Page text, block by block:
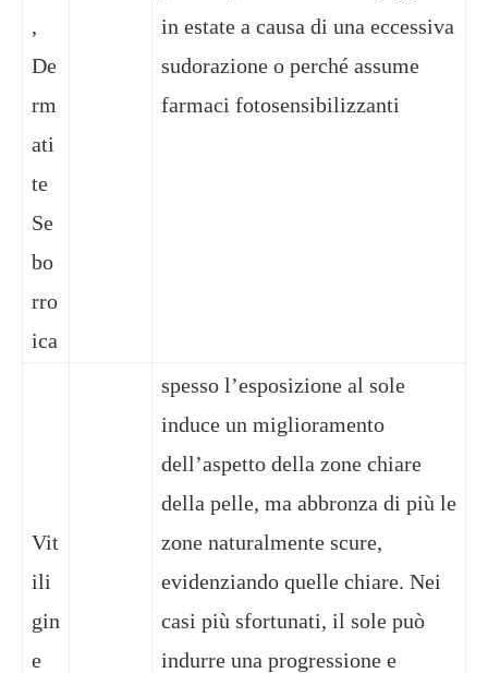
,
De
rm
ati
te
Se
bo
rro
ica
in estate a causa di una eccessiva
sudorazione o perché assume
farmaci fotosensibilizzanti
Vit
ili
gin
e
spesso l’esposizione al sole
induce un miglioramento
dell’aspetto della zone chiare
della pelle, ma abbronza di più le
zone naturalmente scure,
evidenziando quelle chiare. Nei
casi più sfortunati, il sole può
indurre una progressione e